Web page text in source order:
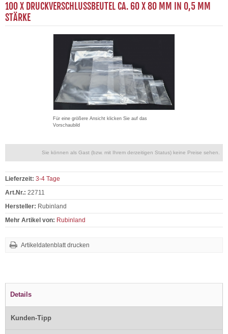
100 X DRUCKVERSCHLUSSBEUTEL CA. 60 X 80 MM IN 0,5 MM
STÄRKE
Für eine größere Ansicht klicken Sie auf das
Vorschaubild
Sie können als Gast (bzw. mit Ihrem derzeitigen Status) keine Preise sehen.
Lieferzeit: 3-4 Tage
Art.Nr.: 22711
Hersteller: Rubinland
Mehr Artikel von: Rubinland
Artikeldatenblatt drucken
Details
Kunden-Tipp